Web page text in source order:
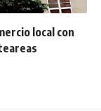
local con